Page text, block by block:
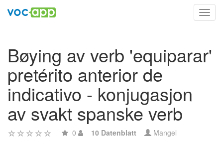
Bøying av verb 'equiparar'
pretérito anterior de
indicativo - konjugasjon
av svakt spanske verb
0 10 Datenblatt Mangel